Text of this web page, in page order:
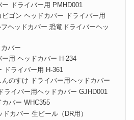
ドライバー用 PMHD001
ゴン ヘッドカバー ドライバー用
ヘッドカバー 恐竜ドライバーヘッ
バー
用 ヘッドカバー H-234
ドライバー用 H-361
のすけ ドライバー用ヘッドカバー
ライバー用ヘッドカバー GJHD001
バー WHC355
カバー 生ビール（DR用）